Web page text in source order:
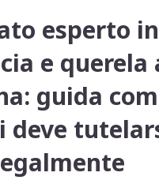
esperto in
e querela
guida
deve